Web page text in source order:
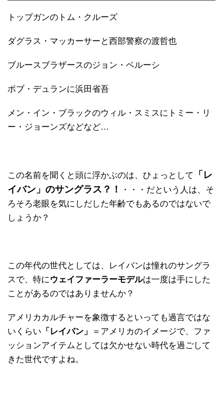
トップガンのトム・クルーズ
ダグラス・マッカーサーと西部警察の渡哲也
ブルースブラザースのジョン・ベルーシ
ボブ・デュランに浜田省吾
メン・イン・ブラックのウィル・スミスにトミー・リ
ー・ジョーンズなどなど…
この名前を聞くと頭に浮かぶのは、ひょっとして
「レ
イバン」のサングラス？！
・・・だという人は、そ
ろそろ老眼を気にしだした年齢でもあるのではないで
しょうか？
この年代の世代としては、レイバンは憧れのサングラ
スで、特にウェイファーラーモデルは一度は手にした
ことがあるのではありませんか？
アメリカカルチャーを象徴するといっても過言ではな
いくらい 「レイバン」
＝アメリカのイメージで、ファ
ッションアイテムとしては欠かせない時代を過ごして
きた世代ですよね。